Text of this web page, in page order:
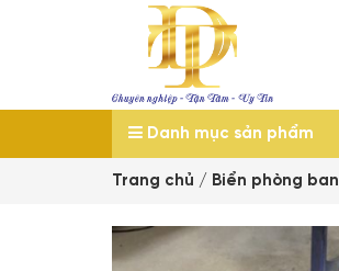
Danh mục sản phẩm
Trang chủ / Biển phòng ban